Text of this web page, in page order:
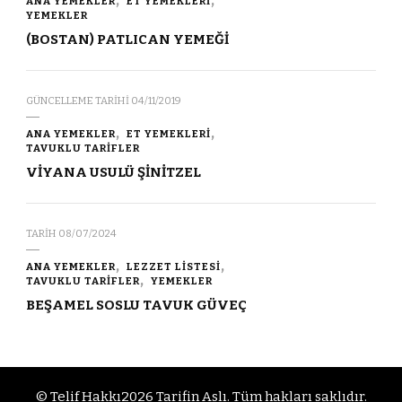
YEMEKLER
(BOSTAN) PATLICAN YEMEĞİ
GÜNCELLEME TARIHI 04/11/2019
ANA YEMEKLER
ET YEMEKLERİ
TAVUKLU TARİFLER
VİYANA USULÜ ŞİNİTZEL
TARIH 08/07/2024
ANA YEMEKLER
LEZZET LİSTESİ
TAVUKLU TARİFLER
YEMEKLER
BEŞAMEL SOSLU TAVUK GÜVEÇ
© Telif Hakkı2026 Tarifin Aslı. Tüm hakları saklıdır.